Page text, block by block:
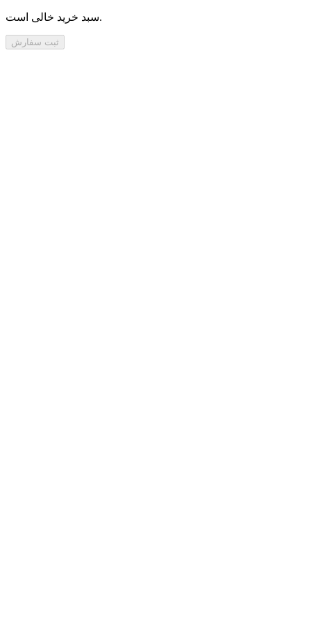
سبد خرید خالی است.
ثبت سفارش